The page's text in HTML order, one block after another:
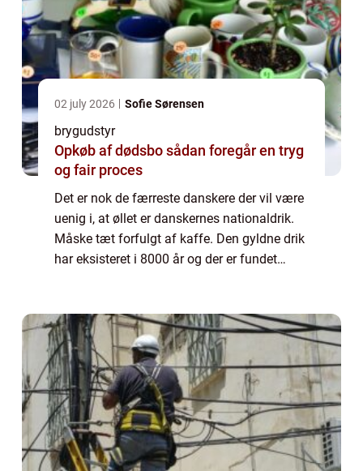
02 july 2026 Sofie Sørensen
brygudstyr
Opkøb af dødsbo sådan foregår en tryg
og fair proces
Det er nok de færreste danskere der vil være
uenig i, at øllet er danskernes nationaldrik.
Måske tæt forfulgt af kaffe. Den gyldne drik
har eksisteret i 8000 år og der er fundet